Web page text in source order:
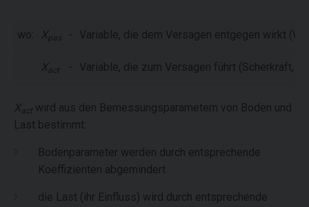
wo: Xpas - Variable, die dem Versagen entgegen wirkt
X act - Variable, die zum Versagen führt (Scherkraft,
Xact wird aus den Bemessungsparametern von Boden und
Last bestimmt:
Bodenparameter werden durch entsprechende
Koeffizienten abgemindert
die Last (ihr Einfluss) wird durch entsprechende